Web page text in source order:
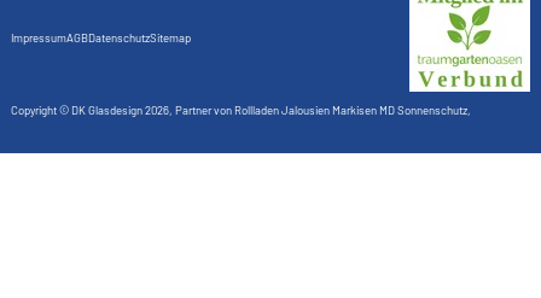
ImpressumAGBDatenschutzSitemap
Copyright © DK Glasdesign2026, Partner von Rollladen Jalousien Markisen MD Sonnenschutz,